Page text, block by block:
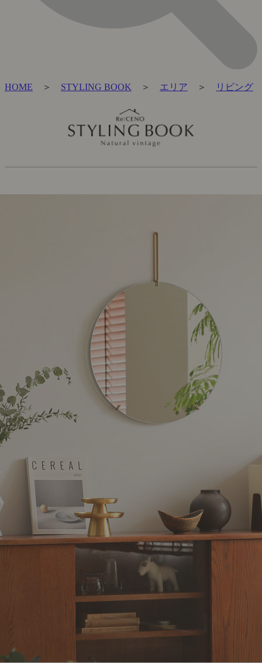
HOME ＞ STYLING BOOK ＞ エリア ＞ リビング